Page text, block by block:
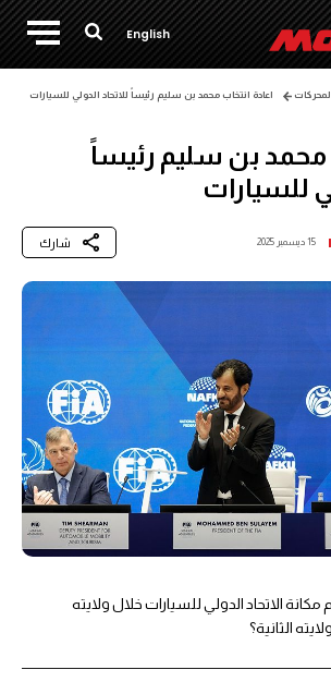
English
اعادة انتخاب محمد بن سليم رئيساً للاتحاد الدولي للسيارات
محمد بن سليم رئيساً
للسيارات
15 ديسمبر 2025 شارك
الاتحاد الدولي للسيارات خلال ولايته
الثانية؟